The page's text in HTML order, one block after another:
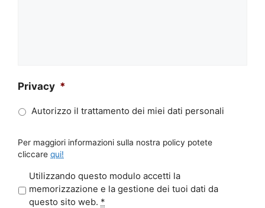
Privacy *
Autorizzo il trattamento dei miei dati personali
Per maggiori informazioni sulla nostra policy potete
cliccare qui!
r
Utilizzando questo modulo accetti la
memorizzazione e la gestione dei tuoi dati da
questo sito web. *